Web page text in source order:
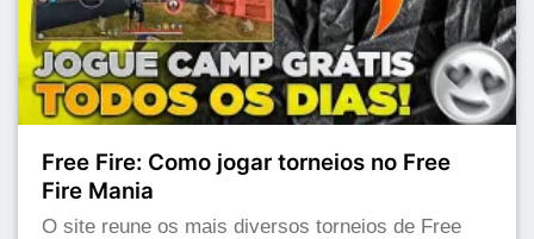
Free Fire: Como jogar torneios no Free
Fire Mania
O site reune os mais diversos torneios de Free